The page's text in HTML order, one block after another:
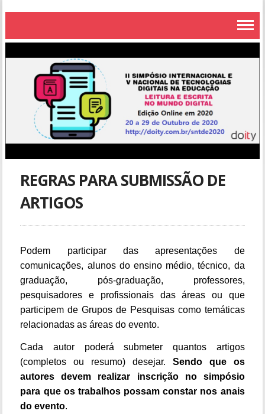
REGRAS PARA SUBMISSÃO DE
ARTIGOS
Podem participar das apresentações de
comunicações, alunos do ensino médio, técnico, da
graduação, pós-graduação, professores,
pesquisadores e profissionais das áreas ou que
participem de Grupos de Pesquisas como temáticas
relacionadas as áreas do evento.
​Cada autor poderá submeter quantos artigos
(completos ou resumo) desejar. Sendo que os
autores devem realizar inscrição no simpósio
para que os trabalhos possam constar nos anais
do evento.